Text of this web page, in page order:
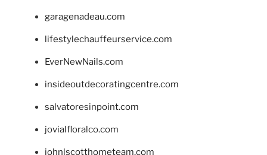
garagenadeau.com
lifestylechauffeurservice.com
EverNewNails.com
insideoutdecoratingcentre.com
salvatoresinpoint.com
jovialfloralco.com
johnlscotthometeam.com